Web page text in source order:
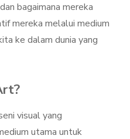
bagaimana mereka
mereka melalui medium
ke dalam dunia yang
visual yang
utama untuk